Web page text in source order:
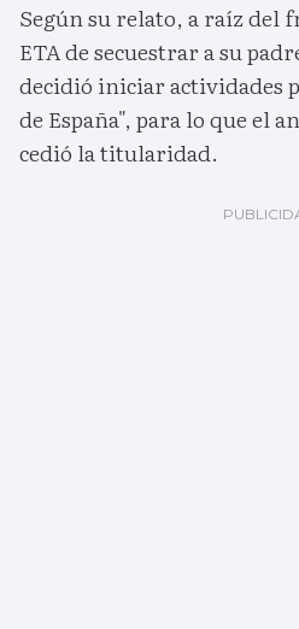
Según su relato, a raíz del
ETA de secuestrar a su
decidió iniciar actividades
de España", para lo que el
cedió la titularidad.